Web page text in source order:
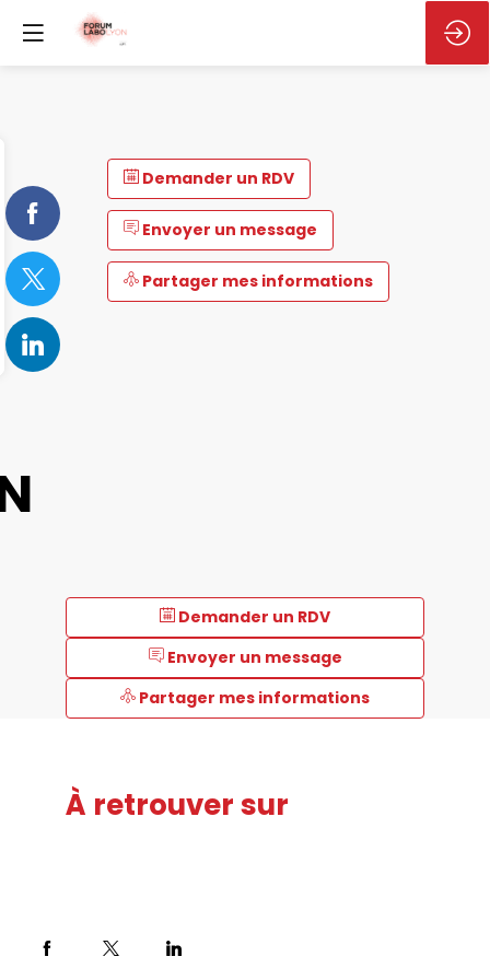
Demander un RDV
Envoyer un message
Partager mes informations
Demander un RDV
Envoyer un message
Partager mes informations
À retrouver sur